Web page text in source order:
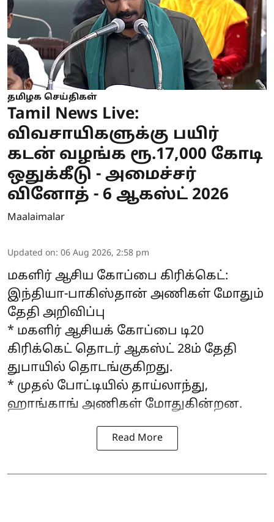
தமிழக செய்திகள்
Tamil News Live:
விவசாயிகளுக்கு பயிர்
கடன் வழங்க ரூ.17,000 கோடி
ஒதுக்கீடு - அமைச்சர்
வினோத் - 6 ஆகஸ்ட் 2026
Maalaimalar
Updated on: 06 Aug 2026, 2:58 pm
மகளிர் ஆசிய கோப்பை கிரிக்கெட்:
இந்தியா-பாகிஸ்தான் அணிகள் மோதும்
தேதி அறிவிப்பு
* மகளிர் ஆசியக் கோப்பை டி20
கிரிக்கெட் தொடர் ஆகஸ்ட் 28ம் தேதி
துபாயில் தொடங்குகிறது.
* முதல் போட்டியில் தாய்லாந்து,
ஹாங்காங் அணிகள் மோதுகின்றன.
Read More